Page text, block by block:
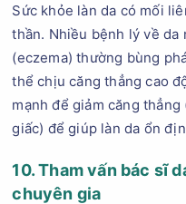
Sức khỏe làn da có mối
thần. Nhiều bệnh lý về da
(eczema) thường bùng
thể chịu căng thẳng cao
mạnh để giảm căng
giấc) để giúp làn da ổn
10. Tham vấn bác sĩ
chuyên gia